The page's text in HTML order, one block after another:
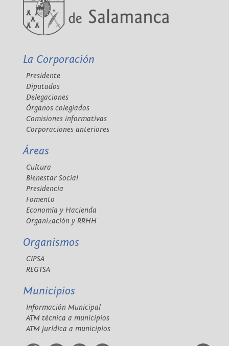
La Corporación
Presidente
Diputados
Delegaciones
Órganos colegiados
Comisiones informativas
Corporaciones anteriores
Áreas
Cultura
Bienestar Social
Presidencia
Fomento
Economía y Hacienda
Organización y RRHH
Organismos
CIPSA
REGTSA
Municipios
Información Municipal
ATM técnica a municipios
ATM jurídica a municipios